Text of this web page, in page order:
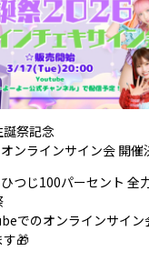
祭記念
ンラインサイン会 開催
つじ100パーセント 全
でのオンラインサイ
す🎁